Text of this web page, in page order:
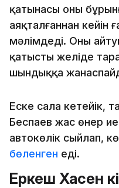
қатынасы оның
аяқталғаннан кейін
мәлімдеді. Оның
қатысты желіде
шындыққа
Еске сала кетейік,
Беспаев жас өнер
автокөлік сыйлап,
бөленген еді.
Еркеш Хасен